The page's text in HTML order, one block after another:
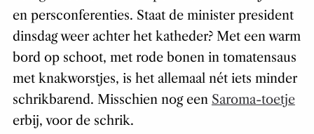
en persconferenties. Staat de minister president
dinsdag weer achter het katheder? Met een warm
bord op schoot, met rode bonen in tomatensaus
met knakworstjes, is het allemaal nét iets minder
schrikbarend. Misschien nog een Saroma-toetje
erbij, voor de schrik.